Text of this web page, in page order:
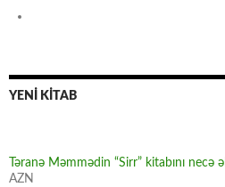
YENİ KİTAB
Təranə Məmmədin “Sirr” kitabını necə
AZN